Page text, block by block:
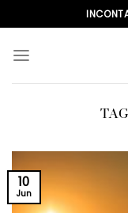
to
content
10
Jun